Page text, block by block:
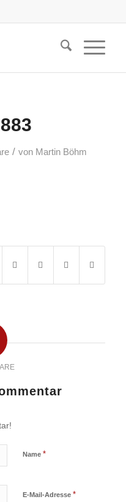
/ von Martin Böhm
Name *
E-Mail-Adresse *